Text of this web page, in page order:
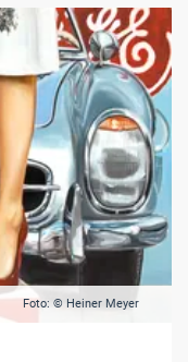
Foto: © Heiner Meyer